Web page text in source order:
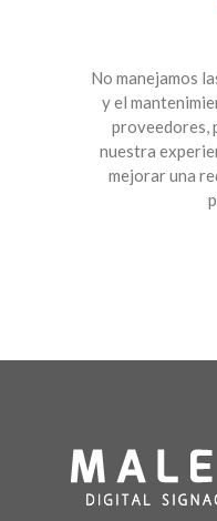
No manejamos
y el
proveedores,
nuestra
mejorar una